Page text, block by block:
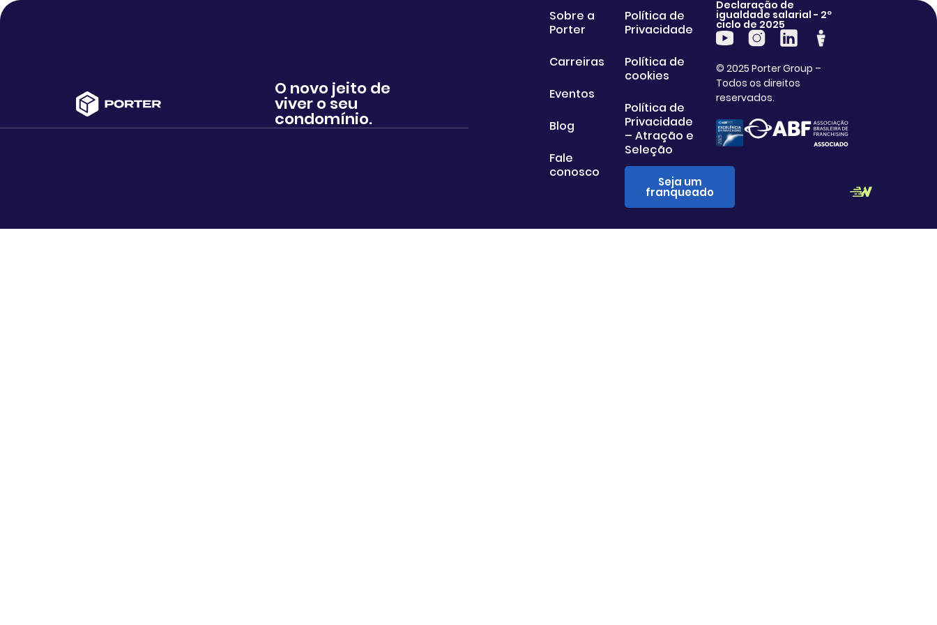
O novo jeito de
viver o seu
condomínio.
Sobre a
Porter
Carreiras
Eventos
Blog
Fale
conosco
Política de
Privacidade
Política de
cookies
Política de
Privacidade
– Atração e
Seleção
Seja um
franqueado
Declaração de
igualdade salarial - 2º
ciclo de 2025
© 2025 Porter Group –
Todos os direitos
reservados.